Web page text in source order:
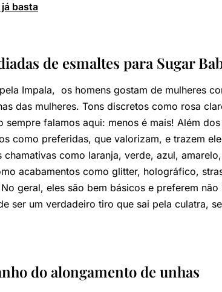
basta
de esmaltes para Sugar
Impala, os homens gostam de mulheres
das mulheres. Tons discretos como rosa
sempre falamos aqui: menos é mais! Além
como preferidas, que valorizam, e trazem
como laranja, verde, azul,
acabamentos como glitter, holográfico,
geral, eles são bem básicos e preferem
ser um verdadeiro tiro que sai pela culatra,
do alongamento de unhas